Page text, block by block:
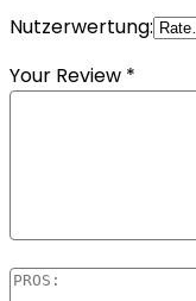
Nutzerwertung:
Your Review *